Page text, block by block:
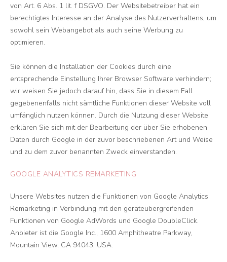
von Art. 6 Abs. 1 lit. f DSGVO. Der Websitebetreiber hat ein
berechtigtes Interesse an der Analyse des Nutzerverhaltens, um
sowohl sein Webangebot als auch seine Werbung zu
optimieren.
Sie können die Installation der Cookies durch eine
entsprechende Einstellung Ihrer Browser Software verhindern;
wir weisen Sie jedoch darauf hin, dass Sie in diesem Fall
gegebenenfalls nicht sämtliche Funktionen dieser Website voll
umfänglich nutzen können. Durch die Nutzung dieser Website
erklären Sie sich mit der Bearbeitung der über Sie erhobenen
Daten durch Google in der zuvor beschriebenen Art und Weise
und zu dem zuvor benannten Zweck einverstanden.
GOOGLE ANALYTICS REMARKETING
Unsere Websites nutzen die Funktionen von Google Analytics
Remarketing in Verbindung mit den geräteübergreifenden
Funktionen von Google AdWords und Google DoubleClick.
Anbieter ist die Google Inc., 1600 Amphitheatre Parkway,
Mountain View, CA 94043, USA.